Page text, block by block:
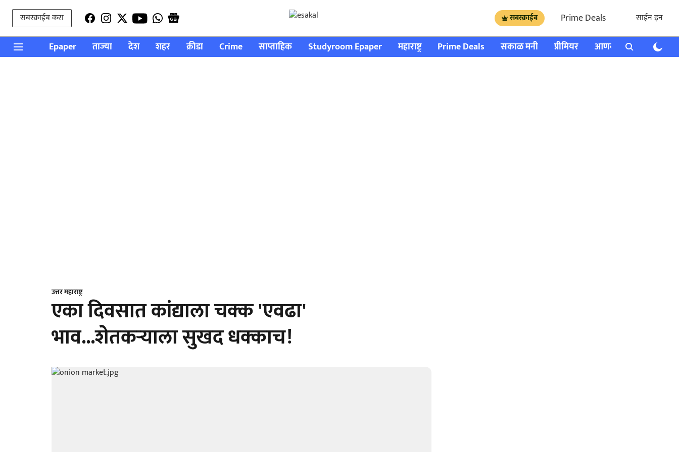
सबस्क्राईब करा सबस्क्राईब Prime Deals साईन इन
Epaper ताज्या देश शहर क्रीडा Crime साप्ताहिक Studyroom Epaper महाराष्ट्र Prime Deals सकाळ मनी प्रीमियर आणखी राशी भविष्य
उत्तर महाराष्ट्र
एका दिवसात कांद्याला चक्क 'एवढा'
भाव...शेतकऱ्याला सुखद धक्काच!